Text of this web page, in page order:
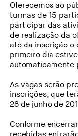
Oferecemos ao
turmas de 15
participar das
de realização da
ato da inscrição o
primeiro dia
automaticamente
As vagas serão
inscrições, que
28 de junho de
Conforme
recebidas